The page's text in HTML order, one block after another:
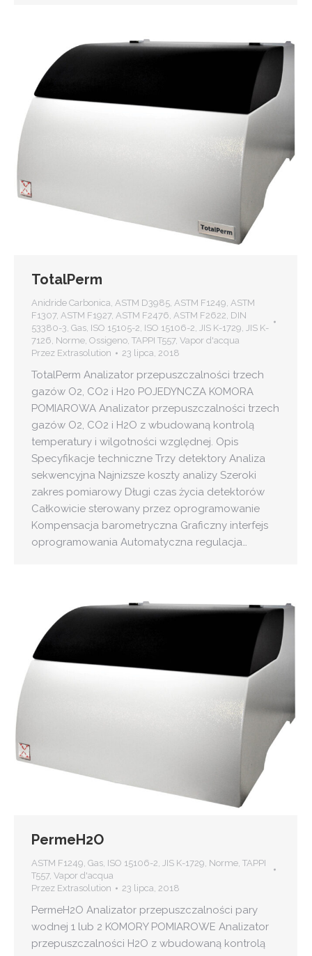
TotalPerm
Anidride Carbonica, ASTM D3985, ASTM F1249, ASTM
F1307, ASTM F1927, ASTM F2476, ASTM F2622, DIN
53380-3, Gas, ISO 15105-2, ISO 15106-2, JIS K-1729, JIS K-
7126, Norme, Ossigeno, TAPPI T557, Vapor d'acqua
Przez Extrasolution 23 lipca, 2018
TotalPerm Analizator przepuszczalności trzech
gazów O2, CO2 i H20 POJEDYNCZA KOMORA
POMIAROWA Analizator przepuszczalności trzech
gazów O2, CO2 i H2O z wbudowaną kontrolą
temperatury i wilgotności względnej. Opis
Specyfikacje techniczne Trzy detektory Analiza
sekwencyjna Najnizsze koszty analizy Szeroki
zakres pomiarowy Długi czas życia detektorów
Całkowicie sterowany przez oprogramowanie
Kompensacja barometryczna Graficzny interfejs
oprogramowania Automatyczna regulacja…
PermeH2O
ASTM F1249, Gas, ISO 15106-2, JIS K-1729, Norme, TAPPI
T557, Vapor d'acqua
Przez Extrasolution 23 lipca, 2018
PermeH2O Analizator przepuszczalności pary
wodnej 1 lub 2 KOMORY POMIAROWE Analizator
przepuszczalności H2O z wbudowaną kontrolą